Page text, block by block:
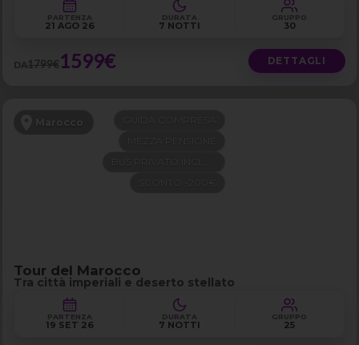
PARTENZA
21 AGO 26
DURATA
7 NOTTI
GRUPPO
30
DA1799€1599€ DETTAGLI
Marocco
Tour del Marocco
Tra città imperiali e deserto stellato
PARTENZA
19 SET 26
DURATA
7 NOTTI
GRUPPO
25